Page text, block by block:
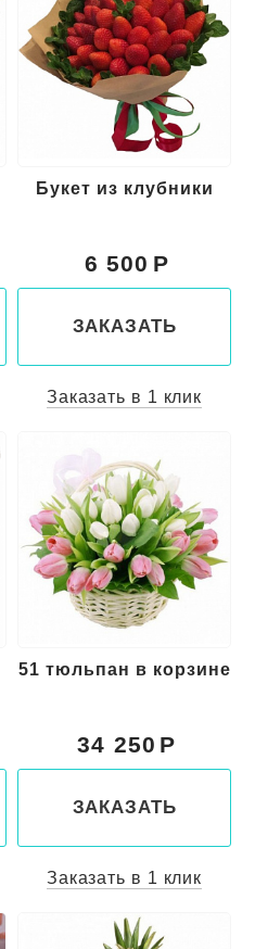
Букет из клубники
6 500
ЗАКАЗАТЬ
Заказать в 1 клик
51 тюльпан в корзине
34 250
ЗАКАЗАТЬ
Заказать в 1 клик